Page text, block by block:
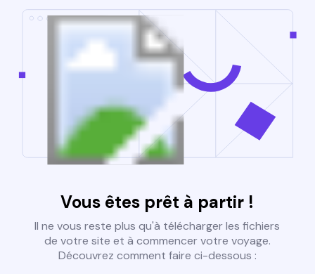
Vous êtes prêt à partir !
Il ne vous reste plus qu'à télécharger les fichiers
de votre site et à commencer votre voyage.
Découvrez comment faire ci-dessous :